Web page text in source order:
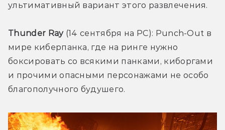
ультимативный вариант этого развлечения.
Thunder Ray (14 сентября на PC): Punch-Out в
мире киберпанка, где на ринге нужно
боксировать со всякими панками, киборгами
и прочими опасными персонажами не особо
благополучного будушего.